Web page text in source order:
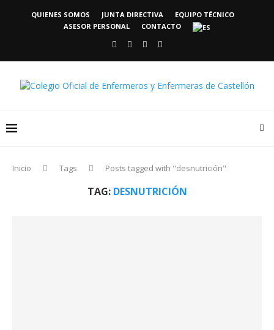
QUIENES SOMOS JUNTA DIRECTIVA
EQUIPO TÉCNICO
ASESOR PERSONAL
CONTACTO
Inicio Tags Posts tagged with "desnutrición"
TAG: DESNUTRICIÓN